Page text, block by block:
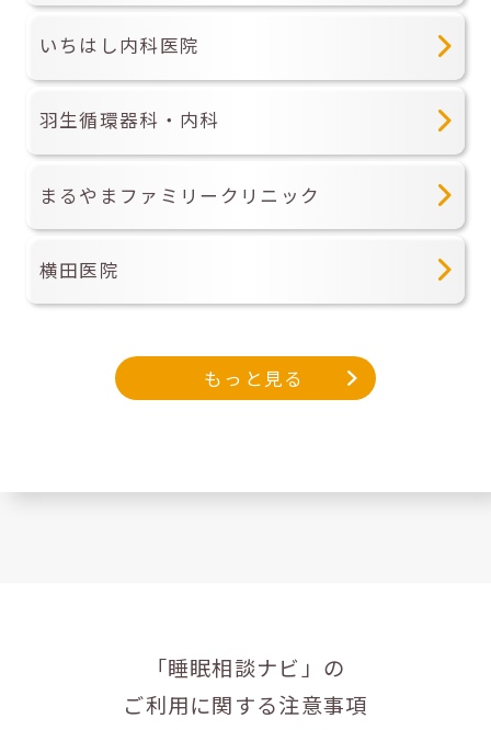
いちはし内科医院
羽生循環器科・内科
まるやまファミリークリニック
横田医院
もっと見る
「睡眠相談ナビ」の
ご利用に関する注意事項